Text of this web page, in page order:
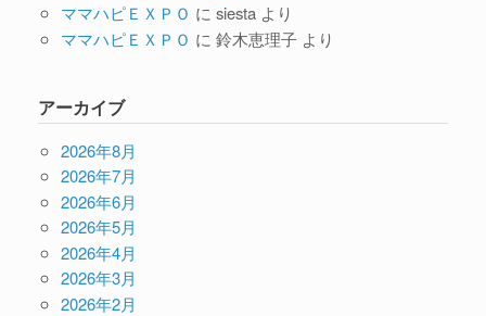
ママハピＥＸＰＯ に siestaより
ママハピＥＸＰＯ に 鈴木恵理子より
アーカイブ
2026年8月
2026年7月
2026年6月
2026年5月
2026年4月
2026年3月
2026年2月